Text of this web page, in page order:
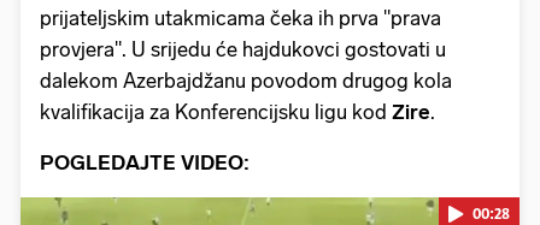
prijateljskim utakmicama čeka ih prva "prava
provjera". U srijedu će hajdukovci gostovati u
dalekom Azerbajdžanu povodom drugog kola
kvalifikacija za Konferencijsku ligu kod Zire.
POGLEDAJTE VIDEO:
00:28